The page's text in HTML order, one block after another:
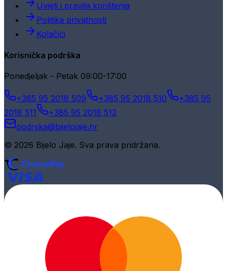
Uvjeti i pravila korištenja
Politika privatnosti
Kolačići
Korisnička podrška
Ponedjeljak - Petak 09:00-17:00
+385 95 2018 509 +385 95 2018 510
+385 95
2018 511
+385 95 2018 512
podrska@bijelojaje.hr
© 2026 Bijelo Jaje. Sva prava pridržana.